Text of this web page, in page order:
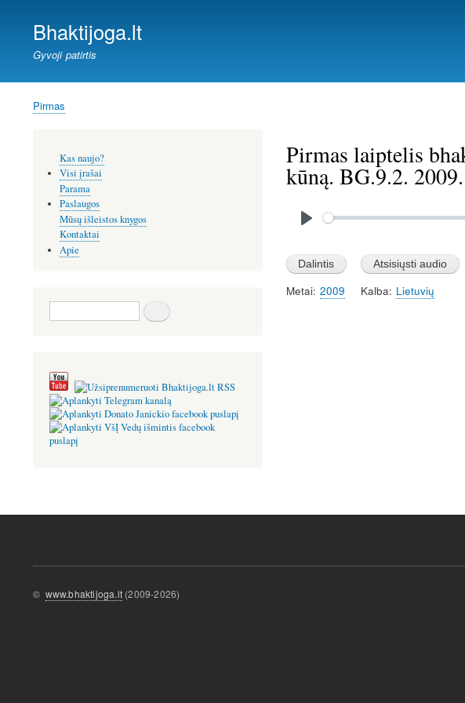
Bhaktijoga.lt
Gyvoji patirtis
Kelias
Pirmas
Pirmas laiptelis
kūną. BG.9.2.
l
a
y
Metai 2009 Kalba Lietuvių
meniu
Kas naujo?
Visi įrašai
Parama
Paslaugos
Mūsų išleistos knygos
Kontaktai
Apie
Paieška
© www.bhaktijoga.lt (2009-2026)